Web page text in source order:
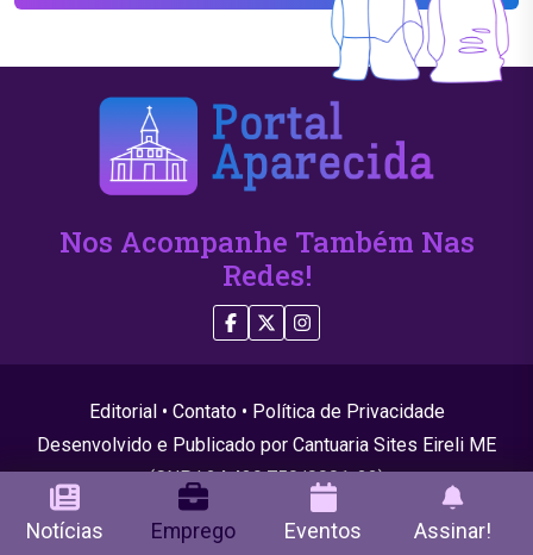
Nos Acompanhe Também Nas
Redes!
Editorial • Contato• Política de Privacidade
Desenvolvido e Publicado por Cantuaria Sites Eireli ME
(CNPJ 24.439.750/0001-22)
© 2026 Todos os direitos reservados
Notícias Emprego Eventos Assinar!